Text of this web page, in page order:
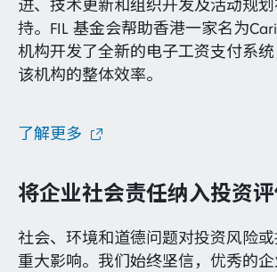
进、技术更新和组织开发及活动规
持。FIL 基金会帮助香港一家名为
机构开发了全新的电子工资支付系
该机构的整体效率。
了解更多
将企业社会责任纳入投资
社会、环境和道德问题对投资风险
重大影响。我们始终坚信，优秀的